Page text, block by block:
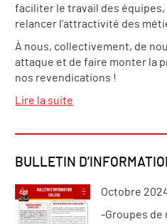
faciliter le travail des
relancer l’attractivité des
À nous, collectivement, de
attaque et de faire monter la
nos revendications !
Lire la suite
BULLETIN
Octobre
-Groupes de